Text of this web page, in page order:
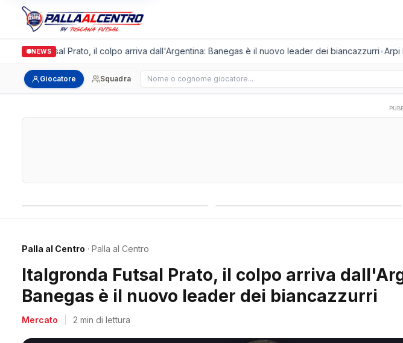
NEWS
Futsal Prato, il colpo arriva dall'Argentina: Banegas è il nuovo leader dei biancazzurri•Arpi
Giocatore Squadra Cerca giocatore
Palla al Centro · Palla al Centro
Arpi Nova, il colpo dell'estate è servito: arriva
Berti, il re dei bomber toscani
Mercato 2 min di lettura